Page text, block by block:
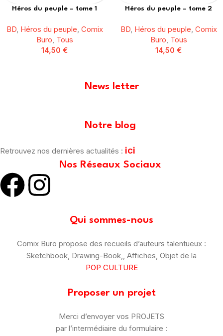
Héros du peuple – tome 1
BD, Héros du peuple, Comix
Buro, Tous
14,50 €
Héros du peuple – tome 2
BD, Héros du peuple, Comix
Buro, Tous
14,50 €
News letter
Notre blog
Retrouvez nos dernières actualités : ici
Nos Réseaux Sociaux
Qui sommes-nous
Comix Buro propose des recueils d’auteurs talentueux :
Sketchbook, Drawing-Book,, Affiches, Objet de la
POP CULTURE
Proposer un projet
Merci d’envoyer vos PROJETS
par l’intermédiaire du formulaire :